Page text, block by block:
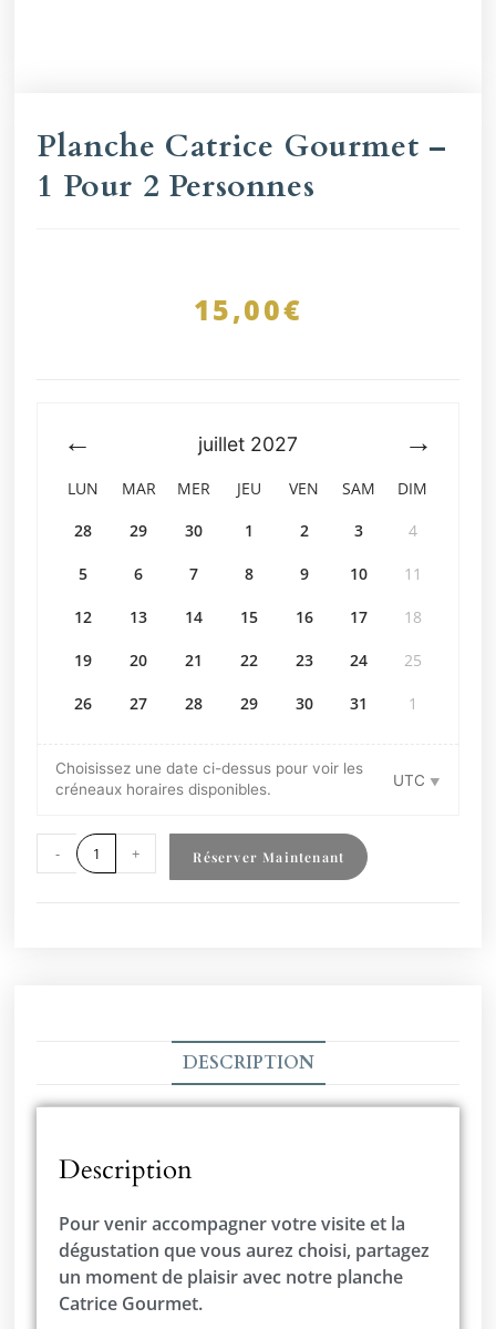
Planche Catrice Gourmet –
1 Pour 2 Personnes
15,00€
juillet 2027
LUN MAR MER JEU VEN SAM DIM
28 29 30 1 2 3 4
5 6 7 8 9 10 11
12 13 14 15 16 17 18
19 20 21 22 23 24 25
26 27 28 29 30 31 1
Choisissez une date ci-dessus pour voir les
créneaux horaires disponibles.
UTC
- + Réserver Maintenant
DESCRIPTION
Description
Pour venir accompagner votre visite et la
dégustation que vous aurez choisi, partagez
un moment de plaisir avec notre planche
Catrice Gourmet.